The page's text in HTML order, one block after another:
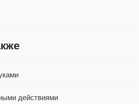
действиями